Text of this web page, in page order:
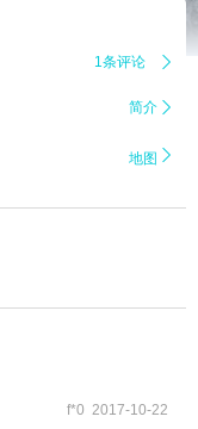
1条评论 
简介 
地图 
f*0 2017-10-22